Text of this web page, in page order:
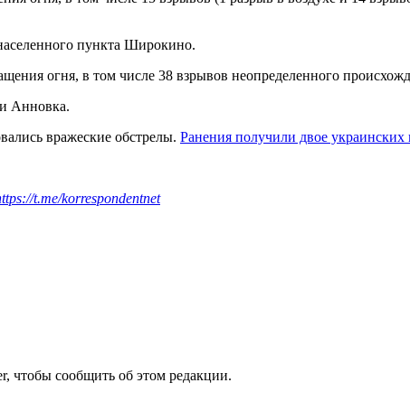
пункта Широкино.
огня, в том числе 38 взрывов неопределенного
Анновка.
вражеские обстрелы. Ранения получили двое
t.me/korrespondentnet
чтобы сообщить об этом редакции.